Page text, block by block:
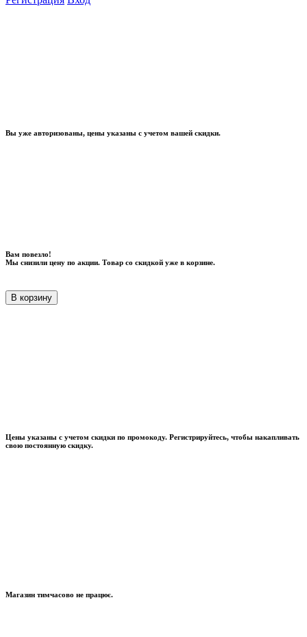
Вы уже авторизованы, цены указаны с учетом вашей скидки.
Вам повезло!
Мы снизили цену по акции. Товар со скидкой уже в корзине.
В корзину
Цены указаны с учетом скидки по промокоду. Регистрируйтесь, чтобы накапливать
свою постоянную скидку.
Магазин тимчасово не працює.